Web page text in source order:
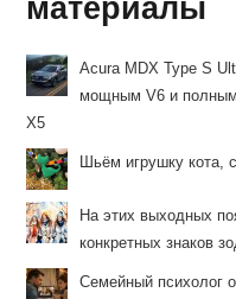
материалы
Acura MDX Type S
мощным V6 и
X5
Шьём игрушку кота,
На этих выходных
конкретных знаков
Семейный психолог